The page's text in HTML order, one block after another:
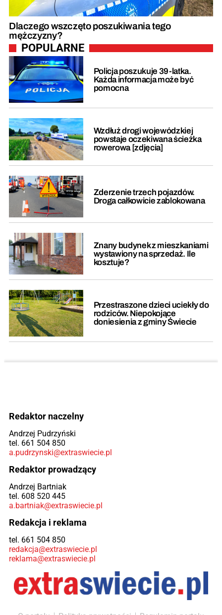
Dlaczego wszczęto poszukiwania tego
mężczyzny?
POPULARNE
Policja poszukuje 39-latka.
Każda informacja może być
pomocna
Wzdłuż drogi wojewódzkiej
powstaje oczekiwana ścieżka
rowerowa [zdjęcia]
Zderzenie trzech pojazdów.
Droga całkowicie zablokowana
Znany budynek z mieszkaniami
wystawiony na sprzedaż. Ile
kosztuje?
Przestraszone dzieci uciekły do
rodziców. Niepokojące
doniesienia z gminy Świecie
Redaktor naczelny
Andrzej Pudrzyński
tel. 661 504 850
a.pudrzynski@extraswiecie.pl
Redaktor prowadzący
Andrzej Bartniak
tel. 608 520 445
a.bartniak@extraswiecie.pl
Redakcja i reklama
tel. 661 504 850
redakcja@extraswiecie.pl
reklama@extraswiecie.pl